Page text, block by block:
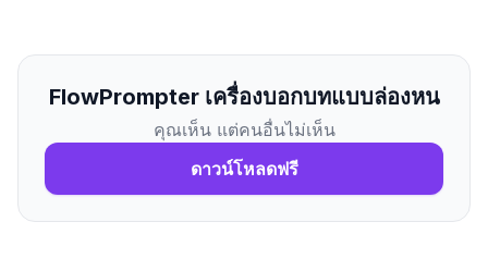
FlowPrompter เครื่องบอกบทแบบล่องหน
คุณเห็น แต่คนอื่นไม่เห็น
ดาวน์โหลดฟรี